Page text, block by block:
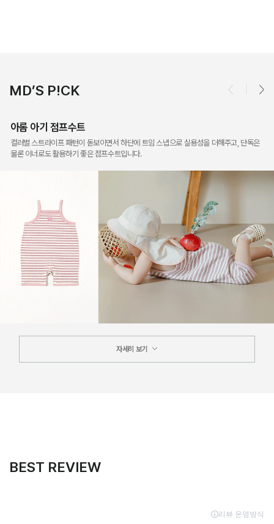
MD’S P!CK
아롬 아기 점프수트
컬러별 스트라이프 패턴이 돋보이면서 하단에 트임 스냅으로 실용성을 더해주고, 단독은
물론 이너로도 활용하기 좋은 점프수트입니다.
자세히 보기
BEST REVIEW